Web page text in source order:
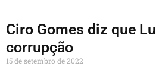
Ciro Gomes diz que
corrupção
15 de setembro de 2022